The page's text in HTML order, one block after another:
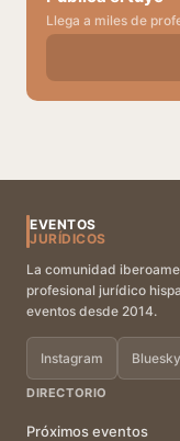
Llega a miles de
EVENTOS
JURÍDICOS
La comunidad
profesional jurídico
eventos desde 2014.
Instagram Bluesky
DIRECTORIO
Próximos eventos